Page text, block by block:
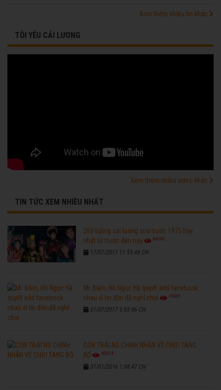
Xem thêm nhiều tin khác
TÔI YÊU CẢI LƯƠNG
Xem thêm nhiều video khác
TIN TỨC XEM NHIỀU NHẤT
260 tuồng cải lương xưa trước 1975 hay
nhất từ trước đến nay
96197
17/07/2017 11:33:48 CH
Mr. Đàm, Hồ Ngọc Hà quyết add facebook
nhau vì tin đồn đã nghỉ chơi
76301
31/07/2017 5:03:06 CH
CON TRAI NS CHINH NHẪN VỀ CHỊU TANG
BỐ
42974
31/01/2016 1:08:47 CH